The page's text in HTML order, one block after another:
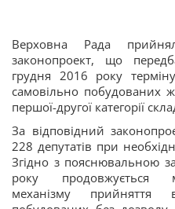
Верховна Рада
законопроект, що
грудня 2016 року
самовільно побудованих
першої-другої категорії
За відповідний
228 депутатів при
Згідно з пояснювальною
року продовжується
механізму прийняття